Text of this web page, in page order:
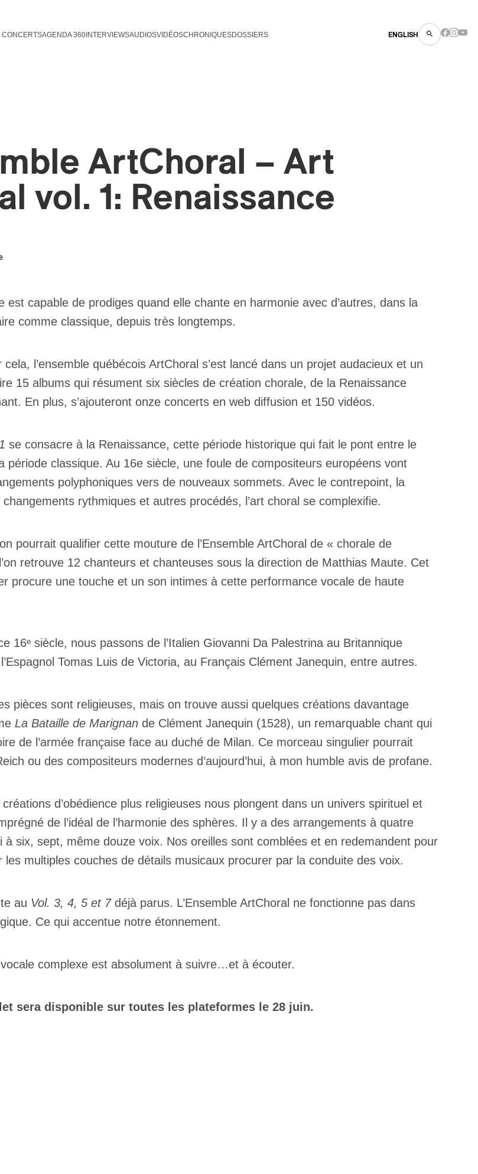
AGENDA 360INTERVIEWSAUDIOSVIDÉOSCHRONIQUESDOSSIERS ENGLISH
ArtChoral – Art
vol. 1: Renaissance
est capable de prodiges quand elle chante en harmonie avec d’autres, dans la
comme classique, depuis très longtemps.
l’ensemble québécois ArtChoral s’est lancé dans un projet audacieux et un
15 albums qui résument six siècles de création chorale, de la Renaissance
En plus, s’ajouteront onze concerts en web diffusion et 150 vidéos.
se consacre à la Renaissance, cette période historique qui fait le pont entre le
période classique. Au 16e siècle, une foule de compositeurs européens vont
polyphoniques vers de nouveaux sommets. Avec le contrepoint, la
rythmiques et autres procédés, l’art choral se complexifie.
pourrait qualifier cette mouture de l’Ensemble ArtChoral de « chorale de
retrouve 12 chanteurs et chanteuses sous la direction de Matthias Maute. Cet
procure une touche et un son intimes à cette performance vocale de haute
16ᵉ siècle, nous passons de l’Italien Giovanni Da Palestrina au Britannique
Tomas Luis de Victoria, au Français Clément Janequin, entre autres.
pièces sont religieuses, mais on trouve aussi quelques créations davantage
La Bataille de Marignan de Clément Janequin (1528), un remarquable chant qui
de l’armée française face au duché de Milan. Ce morceau singulier pourrait
ou des compositeurs modernes d’aujourd’hui, à mon humble avis de profane.
d’obédience plus religieuses nous plongent dans un univers spirituel et
de l’idéal de l’harmonie des sphères. Il y a des arrangements à quatre
à six, sept, même douze voix. Nos oreilles sont comblées et en redemandent pour
les multiples couches de détails musicaux procurer par la conduite des voix.
au Vol. 3, 4, 5 et 7 déjà parus. L’Ensemble ArtChoral ne fonctionne pas dans
Ce qui accentue notre étonnement.
complexe est absolument à suivre…et à écouter.
sera disponible sur toutes les plateformes le 28 juin.